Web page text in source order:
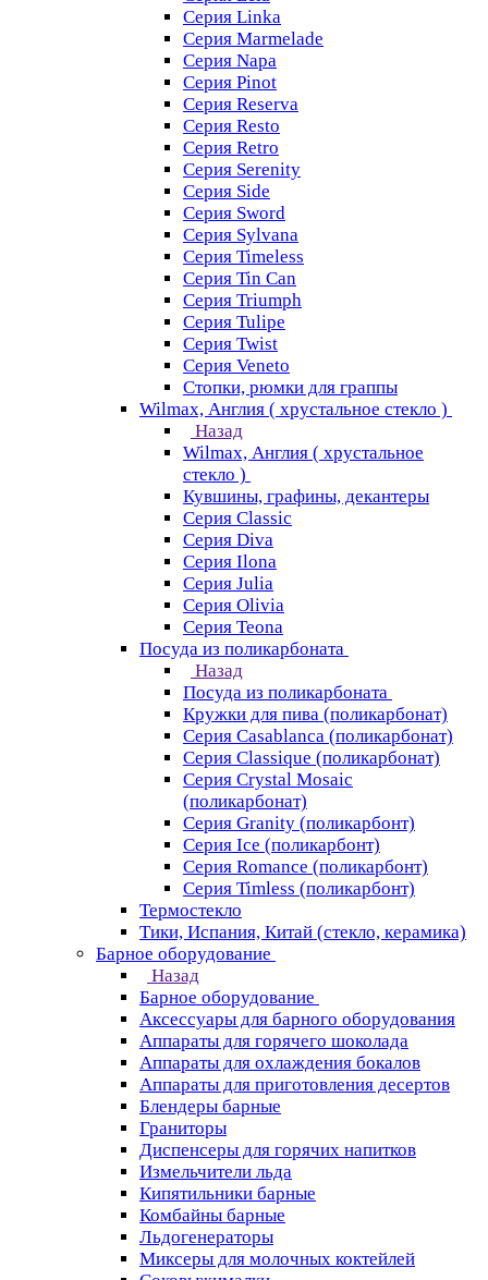
Серия Linka
Серия Marmelade
Серия Napa
Серия Pinot
Серия Reserva
Серия Resto
Серия Retro
Серия Serenity
Серия Side
Серия Sword
Серия Sуlvana
Серия Timeless
Серия Tin Can
Серия Triumph
Серия Tulipe
Серия Twist
Серия Veneto
Стопки, рюмки для граппы
Wilmax, Англия ( хрустальное стекло )
Назад
Wilmax, Англия ( хрустальное
стекло )
Кувшины, графины, декантеры
Серия Classic
Серия Diva
Серия Ilona
Серия Julia
Серия Olivia
Серия Teona
Посуда из поликарбоната
Назад
Посуда из поликарбоната
Кружки для пива (поликарбонат)
Серия Casablanсa (поликарбонат)
Серия Classique (поликарбонат)
Серия Crystal Mosaic
(поликарбонат)
Серия Granity (поликарбонт)
Серия Ice (поликарбонт)
Серия Romance (поликарбонт)
Серия Timless (поликарбонт)
Термостекло
Тики, Испания, Китай (стекло, керамика)
Барное оборудование
Назад
Барное оборудование
Аксессуары для барного оборудования
Аппараты для горячего шоколада
Аппараты для охлаждения бокалов
Аппараты для приготовления десертов
Блендеры барные
Граниторы
Диспенсеры для горячих напитков
Измельчители льда
Кипятильники барные
Комбайны барные
Льдогенераторы
Миксеры для молочных коктейлей